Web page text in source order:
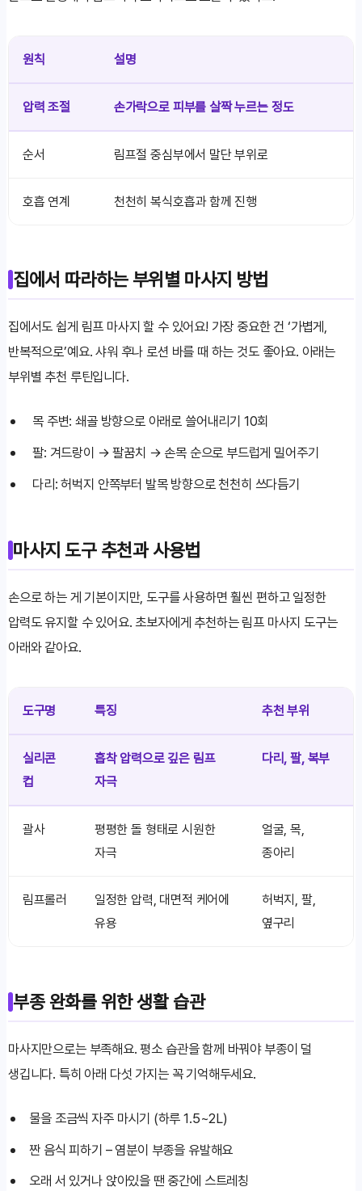
원칙 설명
압력 조절 손가락으로 피부를 살짝 누르는 정도
순서 림프절 중심부에서 말단 부위로
호흡 연계 천천히 복식호흡과 함께 진행
집에서 따라하는 부위별 마사지 방법
집에서도 쉽게 림프 마사지 할 수 있어요! 가장 중요한 건 ‘가볍게,
반복적으로’예요. 샤워 후나 로션 바를 때 하는 것도 좋아요. 아래는
부위별 추천 루틴입니다.
목 주변: 쇄골 방향으로 아래로 쓸어내리기 10회
팔: 겨드랑이 → 팔꿈치 → 손목 순으로 부드럽게 밀어주기
다리: 허벅지 안쪽부터 발목 방향으로 천천히 쓰다듬기
마사지 도구 추천과 사용법
손으로 하는 게 기본이지만, 도구를 사용하면 훨씬 편하고 일정한
압력도 유지할 수 있어요. 초보자에게 추천하는 림프 마사지 도구는
아래와 같아요.
도구명 특징 추천 부위
실리콘
컵
흡착 압력으로 깊은 림프
자극
다리, 팔, 복부
괄사
평평한 돌 형태로 시원한
자극
얼굴, 목,
종아리
림프롤러
일정한 압력, 대면적 케어에
유용
허벅지, 팔,
옆구리
부종 완화를 위한 생활 습관
마사지만으로는 부족해요. 평소 습관을 함께 바꿔야 부종이 덜
생깁니다. 특히 아래 다섯 가지는 꼭 기억해두세요.
물을 조금씩 자주 마시기 (하루 1.5~2L)
짠 음식 피하기 – 염분이 부종을 유발해요
오래 서 있거나 앉아있을 땐 중간에 스트레칭